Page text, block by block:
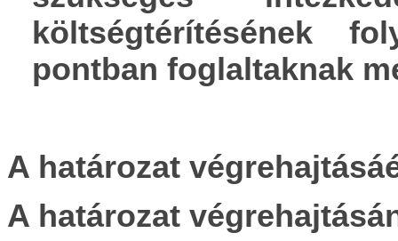
költségtérítésének
pontban foglaltaknak
A határozat
A határozat